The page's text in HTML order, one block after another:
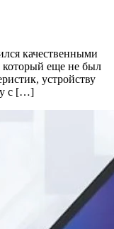
качественными
который еще не был
устройству
с […]